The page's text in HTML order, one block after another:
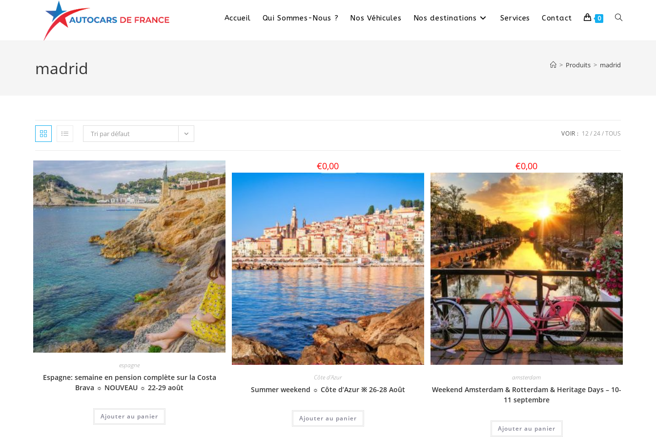
Accueil Qui Sommes-Nous ? Nos Véhicules Nos destinations Services Contact 0
madrid > Produits > madrid
Tri par défaut VOIR : 12 24 TOUS
espagne
Espagne: semaine en pension complète sur la Costa
Brava ☼ NOUVEAU ☼ 22-29 août
Ajouter au panier
€0,00
Côte d'Azur
Summer weekend ☼ Côte d’Azur ※ 26-28 Août
Ajouter au panier
€0,00
amsterdam
Weekend Amsterdam & Rotterdam & Heritage Days – 10-
11 septembre
Ajouter au panier